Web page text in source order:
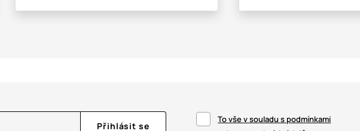
Přihlásit se
To vše v souladu s podmínkami